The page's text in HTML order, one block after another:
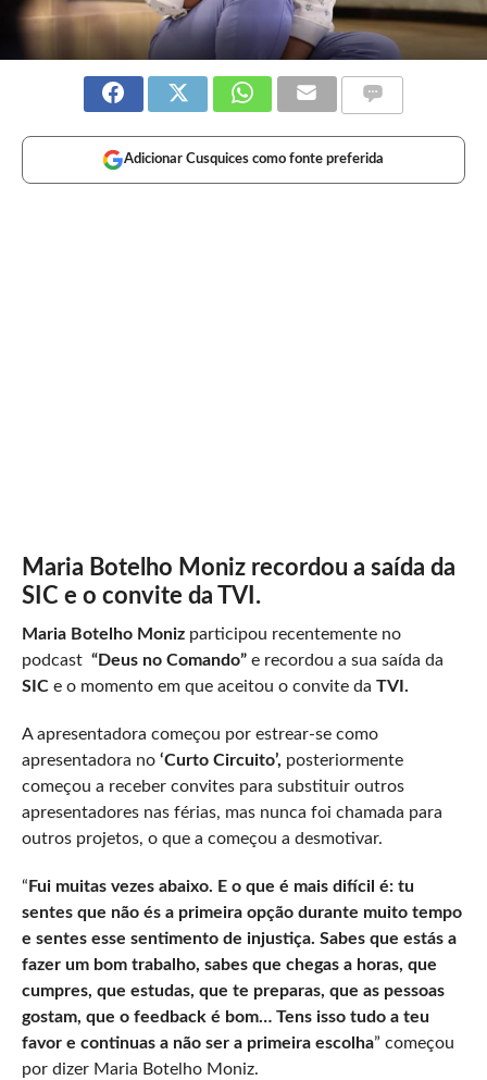
Adicionar Cusquices como fonte preferida
Maria Botelho Moniz recordou a saída da
SIC e o convite da TVI.
Maria Botelho Moniz participou recentemente no
podcast “Deus no Comando”e recordou a sua saída da
SICe o momento em que aceitou o convite da TVI.
A apresentadora começou por estrear-se como
apresentadora no ‘Curto Circuito’, posteriormente
começou a receber convites para substituir outros
apresentadores nas férias, mas nunca foi chamada para
outros projetos, o que a começou a desmotivar.
“ Fui muitas vezes abaixo. E o que é mais difícil é: tu
sentes que não és a primeira opção durante muito tempo
e sentes esse sentimento de injustiça. Sabes que estás a
fazer um bom trabalho, sabes que chegas a horas, que
cumpres, que estudas, que te preparas, que as pessoas
gostam, que o feedback é bom… Tens isso tudo a teu
favor e continuas a não ser a primeira escolha” começou
por dizer Maria Botelho Moniz.